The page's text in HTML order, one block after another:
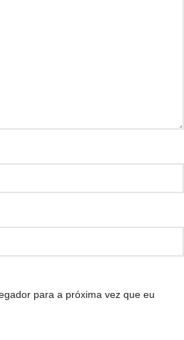
para a próxima vez que eu